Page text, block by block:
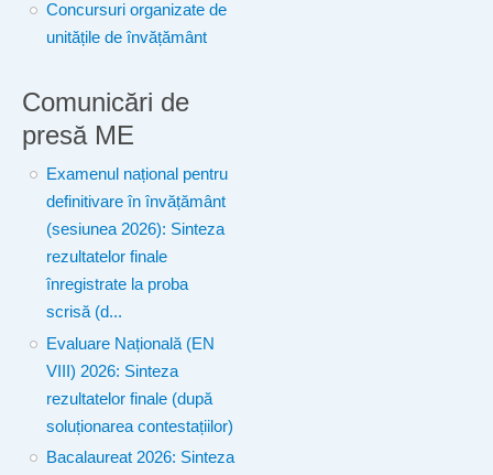
Concursuri organizate de
unitățile de învățământ
Comunicări de
presă ME
Examenul național pentru
definitivare în învățământ
(sesiunea 2026): Sinteza
rezultatelor finale
înregistrate la proba
scrisă (d...
Evaluare Națională (EN
VIII) 2026: Sinteza
rezultatelor finale (după
soluționarea contestațiilor)
Bacalaureat 2026: Sinteza